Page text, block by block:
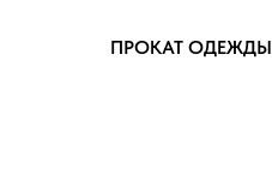
ПРОКАТ ОДЕЖДЫ